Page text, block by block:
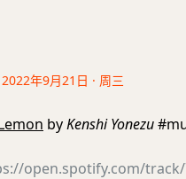
年9月21日 · 周三
byKenshi Yonezu
open.spotify.com/track/